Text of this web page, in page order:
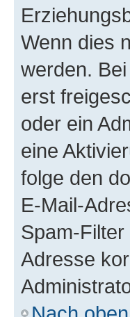
Wenn dies
werden.
erst
oder ein
eine
folge den
E-Mail-
Spam-
Adresse